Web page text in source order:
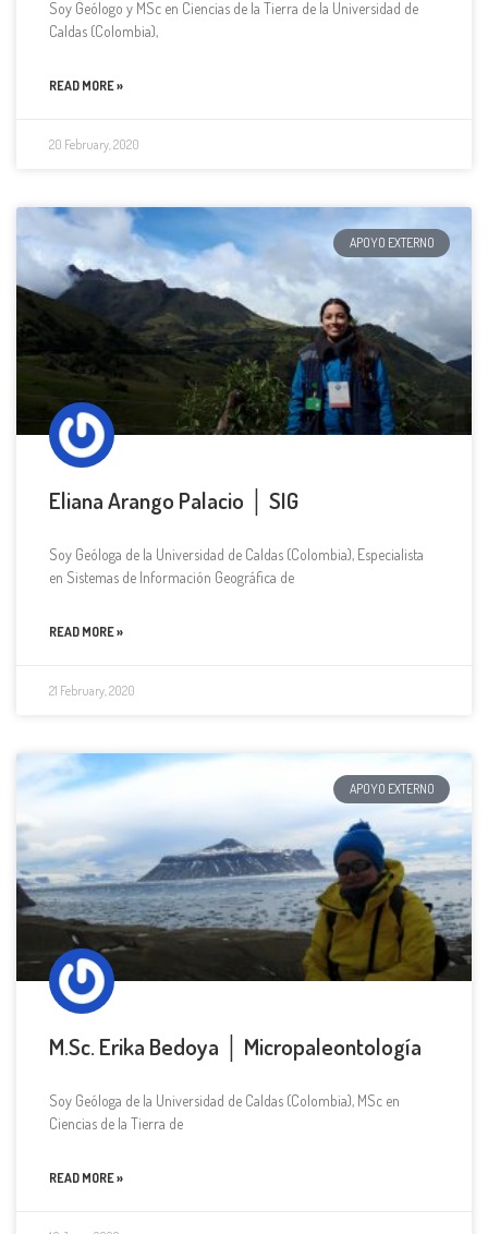
Soy Geólogo y MSc en Ciencias de la Tierra de la Universidad de
Caldas (Colombia),
READ MORE »
20 February, 2020
APOYO EXTERNO
Eliana Arango Palacio │ SIG
Soy Geóloga de la Universidad de Caldas (Colombia), Especialista
en Sistemas de Información Geográfica de
READ MORE »
21 February, 2020
APOYO EXTERNO
M.Sc. Erika Bedoya │ Micropaleontología
Soy Geóloga de la Universidad de Caldas (Colombia), MSc en
Ciencias de la Tierra de
READ MORE »